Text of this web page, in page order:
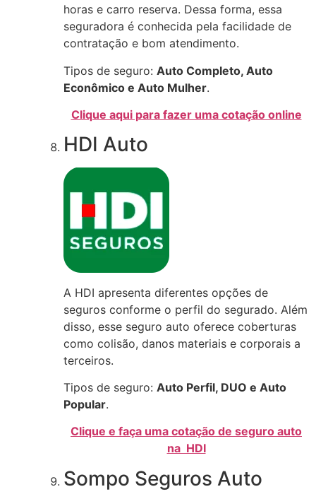
horas e carro reserva. Dessa forma, essa
seguradora é conhecida pela facilidade de
contratação e bom atendimento.
Tipos de seguro: Auto Completo, Auto
Econômico e Auto Mulher.
Clique aqui para fazer uma cotação online
HDI Auto
A HDI apresenta diferentes opções de
seguros conforme o perfil do segurado. Além
disso, esse seguro auto oferece coberturas
como colisão, danos materiais e corporais a
terceiros.
Tipos de seguro: Auto Perfil, DUO e Auto
Popular.
Clique e faça uma cotação de seguro auto
na HDI
Sompo Seguros Auto